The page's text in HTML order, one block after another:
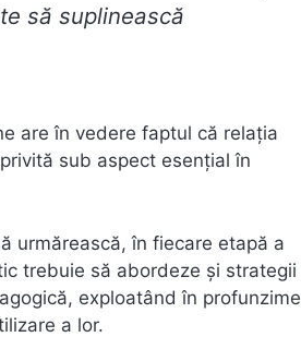
să suplinească
are în vedere faptul că relaţia
sub aspect esențial în
urmărească, în fiecare etapă a
trebuie să abordeze şi strategii
exploatând în profunzime
a lor.